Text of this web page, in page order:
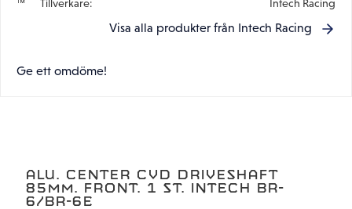
Tillverkare
Intech Racing
Visa alla produkter från Intech Racing
Ge ett omdöme!
ALU. CENTER CVD DRIVESHAFT
85MM. FRONT. 1 ST. INTECH BR-
6/BR-6E